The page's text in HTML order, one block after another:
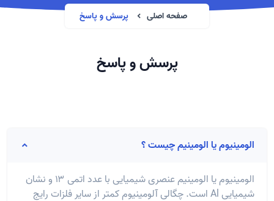
صفحه اصلی پرسش و پاسخ
پرسش و پاسخ
الومینیوم یا الومینیم چیست ؟
الومینیوم یا الومینیم عنصری شیمیایی با عدد اتمی ۱۳ و نشان
شیمیایی Al است. چگالی آلومینیوم کمتر از سایر فلزات رایج